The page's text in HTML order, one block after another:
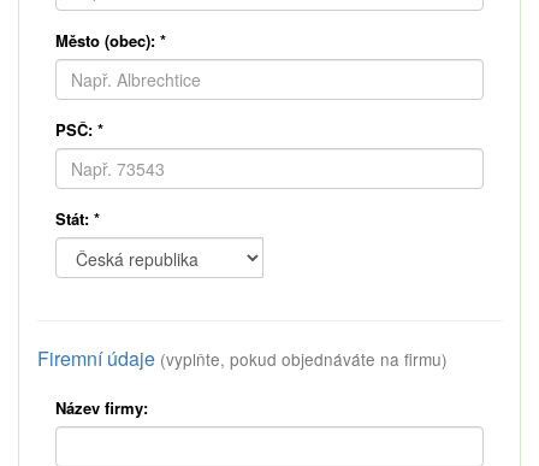
Město (obec): *
PSČ: *
Stát: *
Firemní údaje (vyplňte, pokud objednáváte na firmu)
Název firmy: